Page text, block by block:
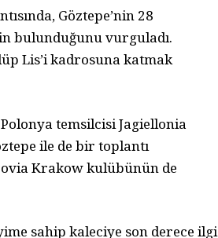
Göztepe’nin 28
bulunduğunu vurguladı.
Lis’i kadrosuna katmak
temsilcisi Jagiellonia
ile de bir toplantı
Krakow kulübünün de
sahip kaleciye son derece ilgi